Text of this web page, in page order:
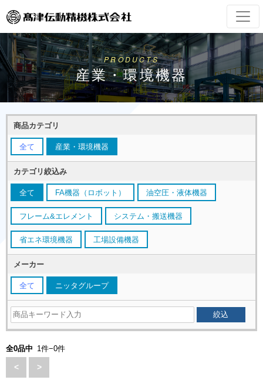
PRODUCTS
産業・環境機器
商品カテゴリ
全て 産業・環境機器
カテゴリ絞込み
全て FA機器（ロボット） 油空圧・液体機器
フレーム&エレメント システム・搬送機器
省エネ環境機器 工場設備機器
メーカー
全て ニッタグループ
全0品中 1件−0件
< >